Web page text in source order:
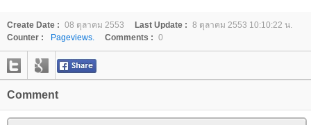
Create Date : 08 ตุลาคม 2553 Last Update : 8 ตุลาคม 2553 10:10:22 น.
Counter :
Pageviews. Comments : 0
Comment